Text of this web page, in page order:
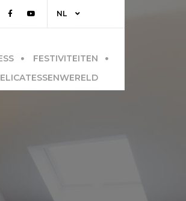
NL
EN
FESTIVITEITEN